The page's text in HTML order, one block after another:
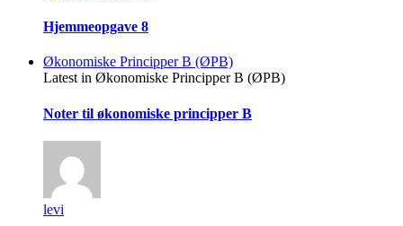
Hjemmeopgave 8
Økonomiske Principper B (ØPB)
Latest in Økonomiske Principper B (ØPB)
Noter til økonomiske principper B
levi